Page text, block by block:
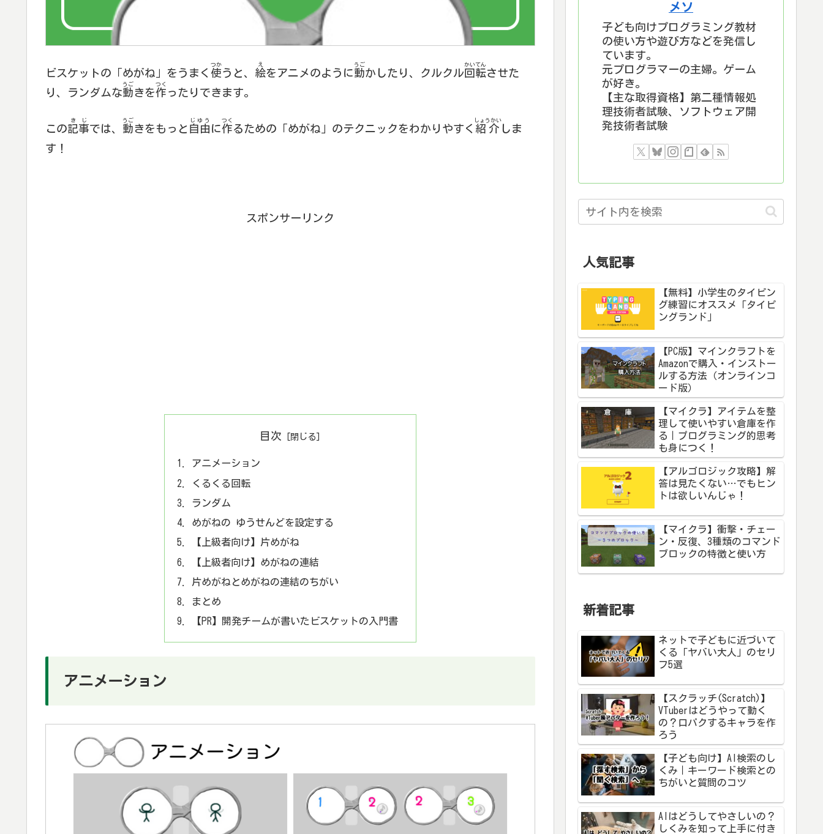
ビスケットの「めがね」をうまく 使
つか
うと、 絵
え
をアニメのように動
うご
かしたり、クルクル 回転
かいてん
させた
り、ランダムな動
うご
きを作
つく
ったりできます。
この記事
きじ
では、 動
うご
きをもっと 自由
じゆう
に作
つく
るための「めがね」のテクニックをわかりやすく 紹介
しょうかい
しま
す！
スポンサーリンク
目次
アニメーション
くるくる回転
ランダム
めがねの ゆうせんどを設定する
【上級者向け】片めがね
【上級者向け】めがねの連結
片めがねとめがねの連結のちがい
まとめ
【PR】開発チームが書いたビスケットの入門書
アニメーション
メソ
子ども向けプログラミング教材
の使い方や遊び方などを発信し
ています。
元プログラマーの主婦。ゲーム
が好き。
【主な取得資格】第二種情報処
理技術者試験、ソフトウェア開
発技術者試験
人気記事
【無料】小学生のタイピン
グ練習にオススメ「タイピ
ングランド」
【PC版】マインクラフトを
Amazonで購入・インストー
ルする方法（オンラインコ
ード版）
【マイクラ】アイテムを整
理して使いやすい倉庫を作
る｜プログラミング的思考
も身につく！
【アルゴロジック攻略】解
答は見たくない…でもヒン
トは欲しいんじゃ！
【マイクラ】衝撃・チェー
ン・反復、3種類のコマンド
ブロックの特徴と使い方
新着記事
ネットで子どもに近づいて
くる「ヤバい大人」のセリ
フ5選
【スクラッチ(Scratch)】
VTuberはどうやって動く
の？口パクするキャラを作
ろう
【子ども向け】AI検索のし
くみ｜キーワード検索との
ちがいと質問のコツ
AIはどうしてやさしいの？
しくみを知って上手に付き